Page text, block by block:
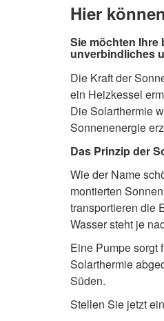
Hier
Sie möchten Ihre
unverbindliches
Die Kraft der
ein Heizkessel
Die Solarthermie
Sonnenenergie
Das Prinzip der
Wie der Name
montierten
transportieren die
Wasser steht je
Eine Pumpe sorgt
Solarthermie
Süden.
Stellen Sie jetzt